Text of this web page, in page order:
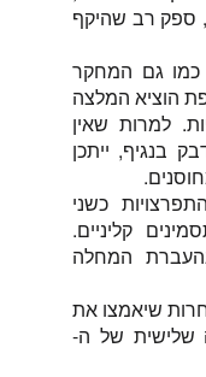
ספק רב שהיקף
כמו גם המחקר
הוציא המלצה
למרות שאין
בנגיף, ייתכן
כשני
קליניים.
המחלה
שיאמצו את
שלישית של ה-